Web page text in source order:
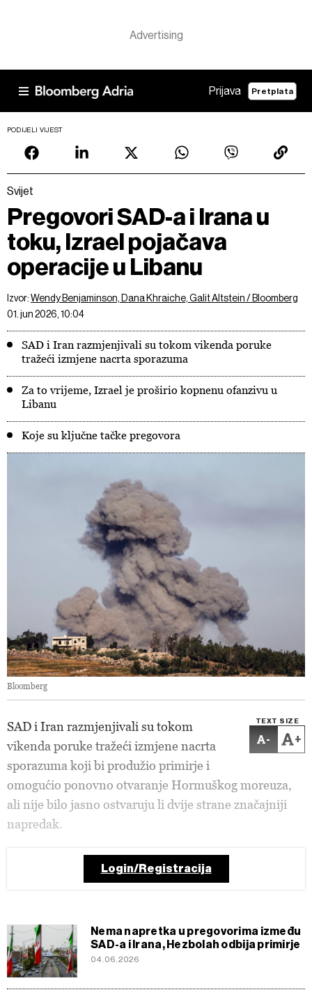
Prijava Pretplata
PODIJELI VIJEST
Svijet
Pregovori SAD-a i Irana u
toku, Izrael pojačava
operacije u Libanu
Izvor:Wendy Benjaminson, Dana Khraiche, Galit Altstein / Bloomberg
01. jun 2026, 10:04
SAD i Iran razmjenjivali su tokom vikenda poruke
tražeći izmjene nacrta sporazuma
Za to vrijeme, Izrael je proširio kopnenu ofanzivu u
Libanu
Koje su ključne tačke pregovora
Bloomberg
TEXT SIZE
- +
SAD i Iran razmjenjivali su tokom
vikenda poruke tražeći izmjene nacrta
sporazuma koji bi produžio primirje i
omogućio ponovno otvaranje Hormuškog moreuza,
ali nije bilo jasno ostvaruju li dvije strane značajniji
napredak.
Login/Registracija
Nema napretka u pregovorima između
SAD-a i Irana, Hezbolah odbija primirje
04.06.2026